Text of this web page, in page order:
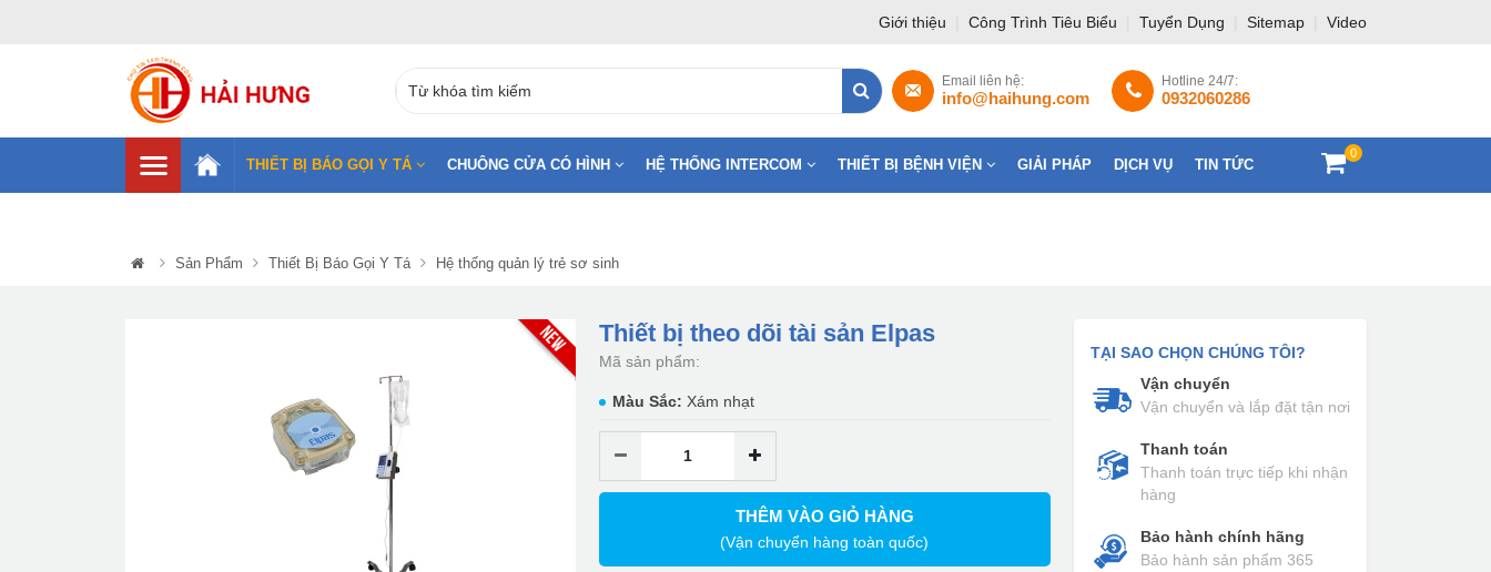
Giới thiệu Công Trình Tiêu Biểu Tuyển Dụng Sitemap Video
Hotline 24/7:
0932060286
Email liên hệ:
info@haihung.com
0
THIẾT BỊ BÁO GỌI Y TÁ CHUÔNG CỬA CÓ HÌNH HỆ THỐNG INTERCOM THIẾT BỊ BỆNH VIỆN GIẢI PHÁP DỊCH VỤ TIN TỨC
Sản Phẩm Thiết Bị Báo Gọi Y Tá Hệ thống quản lý trẻ sơ sinh
Thiết bị theo dõi tài sản Elpas
Mã sản phẩm:
Màu Sắc: Xám nhạt
THÊM VÀO GIỎ HÀNG
(Vận chuyển hàng toàn quốc)
TẠI SAO CHỌN CHÚNG TÔI?
Vận chuyển
Vận chuyển và lắp đặt tận nơi
Thanh toán
Thanh toán trực tiếp khi nhận
hàng
Bảo hành chính hãng
Bảo hành sản phẩm 365